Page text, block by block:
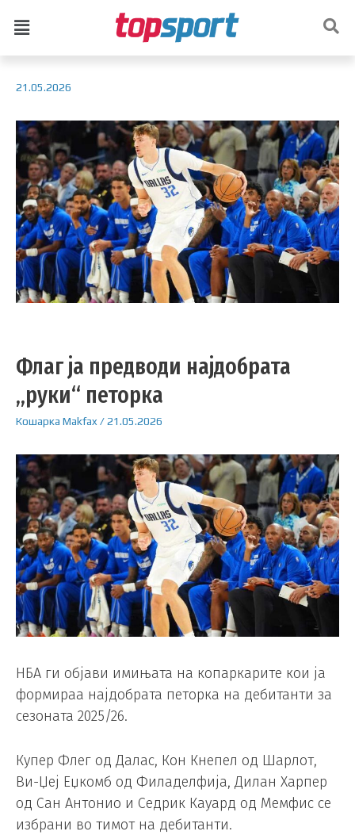
21.05.2026
Флаг ја предводи најдобрата
„руки“ петорка
Кошарка Makfax /21.05.2026
НБА ги објави имињата на копаркарите кои ја
формираа најдобрата петорка на дебитанти за
сезоната 2025/26.
Купер Флег од Далас, Кон Кнепел од Шарлот,
Ви-Џеј Еџкомб од Филаделфија, Дилан Харпер
од Сан Антонио и Седрик Кауард од Мемфис се
избрани во тимот на дебитанти.